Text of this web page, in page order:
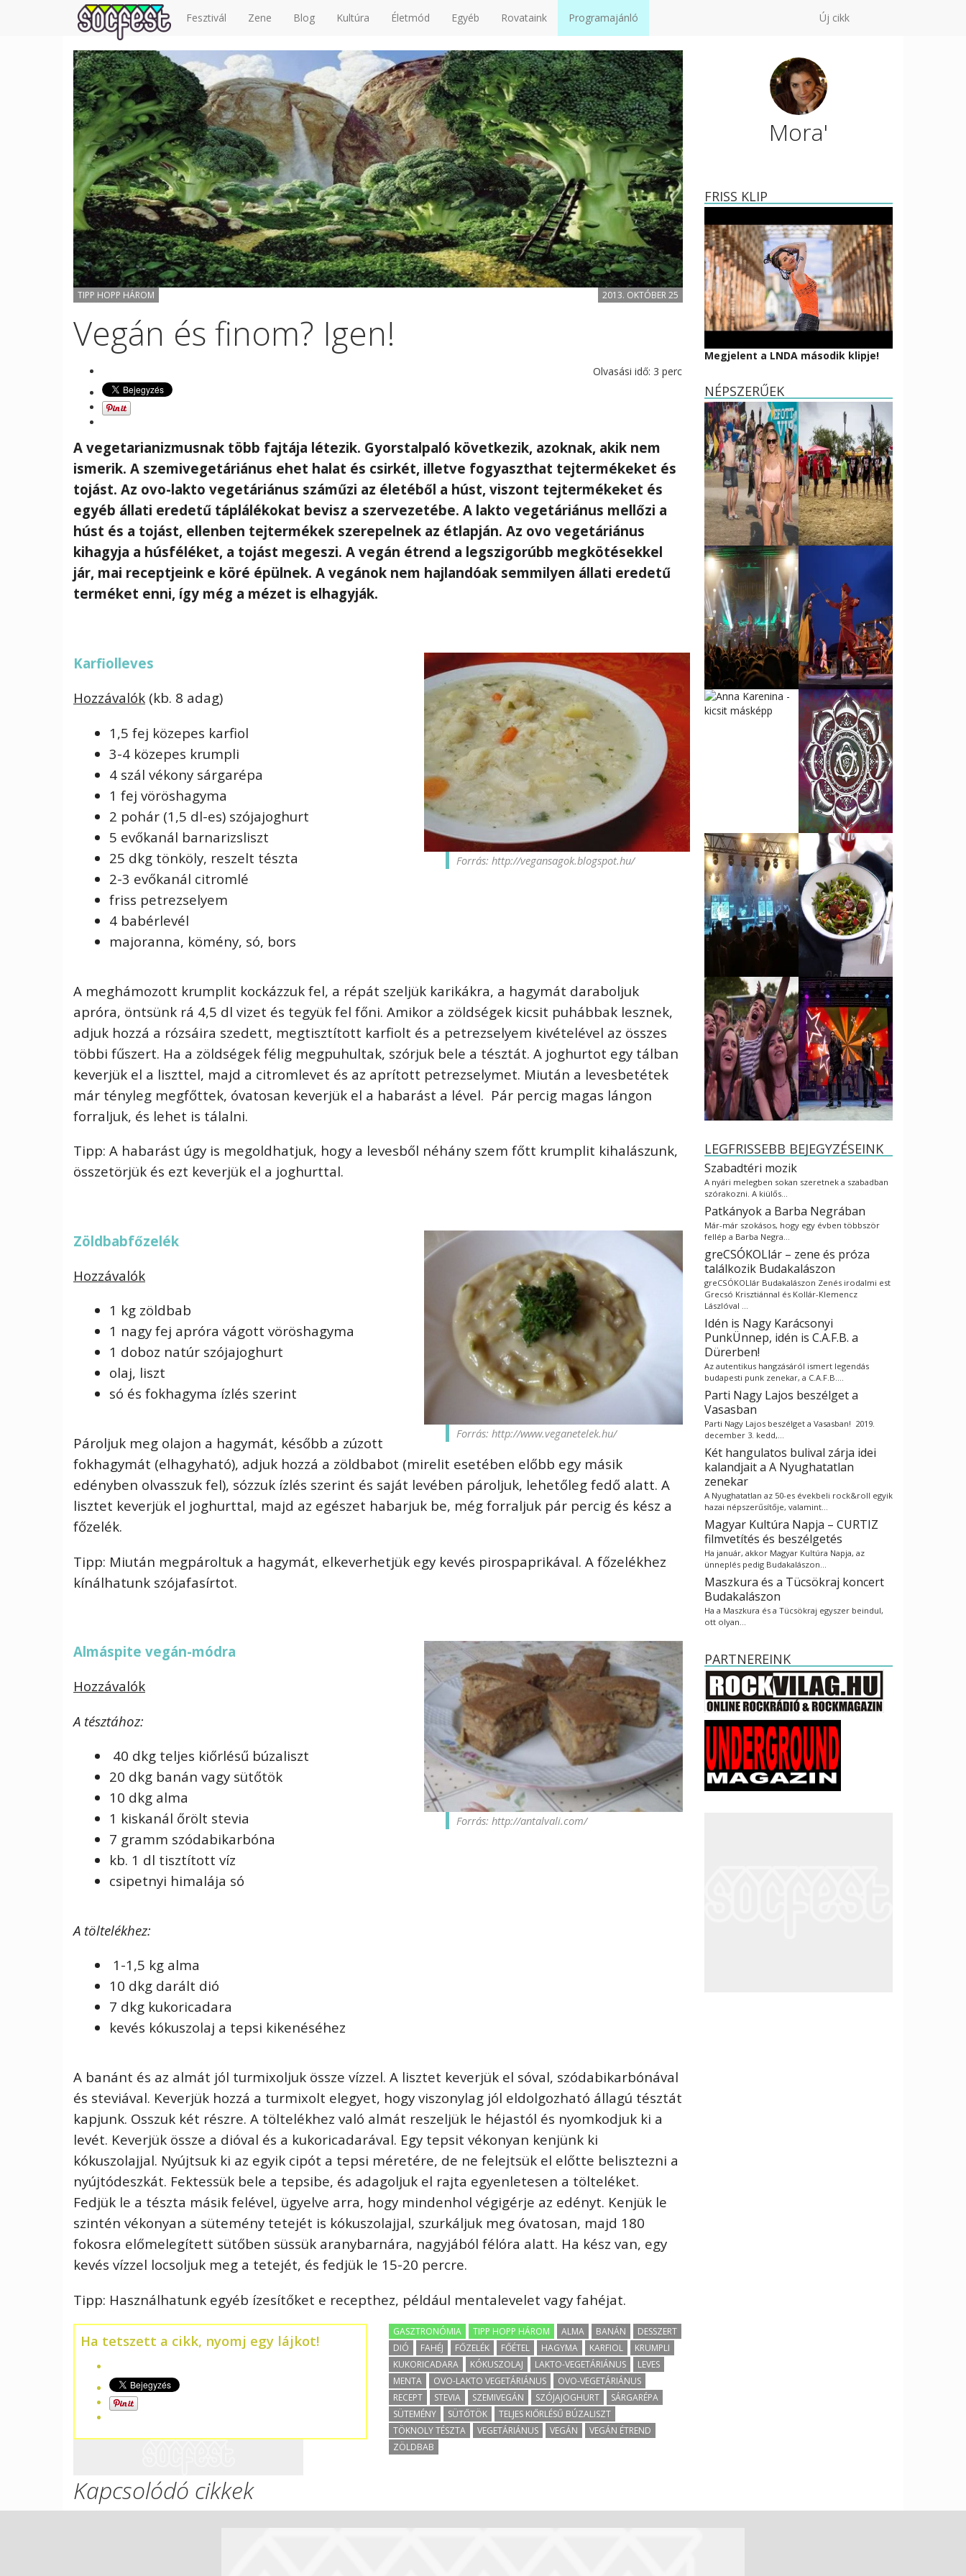
Fesztivál Zene Blog Kultúra Életmód Egyéb Rovataink Programajánló Új cikk
TIPP HOPP HÁROM 2013. OKTÓBER 25
Vegán és finom? Igen!
Olvasási idő: 3 perc
A vegetarianizmusnak több fajtája létezik. Gyorstalpaló következik, azoknak, akik nem
ismerik. A szemivegetáriánus ehet halat és csirkét, illetve fogyaszthat tejtermékeket és
tojást. Az ovo-lakto vegetáriánus száműzi az életéből a húst, viszont tejtermékeket és
egyéb állati eredetű táplálékokat bevisz a szervezetébe. A lakto vegetáriánus mellőzi a
húst és a tojást, ellenben tejtermékek szerepelnek az étlapján. Az ovo vegetáriánus
kihagyja a húsféléket, a tojást megeszi. A vegán étrend a legszigorúbb megkötésekkel
jár, mai receptjeink e köré épülnek. A vegánok nem hajlandóak semmilyen állati eredetű
terméket enni, így még a mézet is elhagyják.
Forrás: http://vegansagok.blogspot.hu/
Karfiolleves
Hozzávalók (kb. 8 adag)
1,5 fej közepes karfiol
3-4 közepes krumpli
4 szál vékony sárgarépa
1 fej vöröshagyma
2 pohár (1,5 dl-es) szójajoghurt
5 evőkanál barnarizsliszt
25 dkg tönköly, reszelt tészta
2-3 evőkanál citromlé
friss petrezselyem
4 babérlevél
majoranna, kömény, só, bors
A meghámozott krumplit kockázzuk fel, a répát szeljük karikákra, a hagymát daraboljuk
apróra, öntsünk rá 4,5 dl vizet és tegyük fel főni. Amikor a zöldségek kicsit puhábbak lesznek,
adjuk hozzá a rózsáira szedett, megtisztított karfiolt és a petrezselyem kivételével az összes
többi fűszert. Ha a zöldségek félig megpuhultak, szórjuk bele a tésztát. A joghurtot egy tálban
keverjük el a liszttel, majd a citromlevet és az aprított petrezselymet. Miután a levesbetétek
már tényleg megfőttek, óvatosan keverjük el a habarást a lével. Pár percig magas lángon
forraljuk, és lehet is tálalni.
Tipp: A habarást úgy is megoldhatjuk, hogy a levesből néhány szem főtt krumplit kihalászunk,
összetörjük és ezt keverjük el a joghurttal.
Forrás: http://www.veganetelek.hu/
Zöldbabfőzelék
Hozzávalók
1 kg zöldbab
1 nagy fej apróra vágott vöröshagyma
1 doboz natúr szójajoghurt
olaj, liszt
só és fokhagyma ízlés szerint
Pároljuk meg olajon a hagymát, később a zúzott
fokhagymát (elhagyható), adjuk hozzá a zöldbabot (mirelit esetében előbb egy másik
edényben olvasszuk fel), sózzuk ízlés szerint és saját levében pároljuk, lehetőleg fedő alatt. A
lisztet keverjük el joghurttal, majd az egészet habarjuk be, még forraljuk pár percig és kész a
főzelék.
Tipp: Miután megpároltuk a hagymát, elkeverhetjük egy kevés pirospaprikával. A főzelékhez
kínálhatunk szójafasírtot.
Forrás: http://antalvali.com/
Almáspite vegán-módra
Hozzávalók
A tésztához:
40 dkg teljes kiőrlésű búzaliszt
20 dkg banán vagy sütőtök
10 dkg alma
1 kiskanál őrölt stevia
7 gramm szódabikarbóna
kb. 1 dl tisztított víz
csipetnyi himalája só
A töltelékhez:
1-1,5 kg alma
10 dkg darált dió
7 dkg kukoricadara
kevés kókuszolaj a tepsi kikenéséhez
A banánt és az almát jól turmixoljuk össze vízzel. A lisztet keverjük el sóval, szódabikarbónával
és steviával. Keverjük hozzá a turmixolt elegyet, hogy viszonylag jól eldolgozható állagú tésztát
kapjunk. Osszuk két részre. A töltelékhez való almát reszeljük le héjastól és nyomkodjuk ki a
levét. Keverjük össze a dióval és a kukoricadarával. Egy tepsit vékonyan kenjünk ki
kókuszolajjal. Nyújtsuk ki az egyik cipót a tepsi méretére, de ne felejtsük el előtte belisztezni a
nyújtódeszkát. Fektessük bele a tepsibe, és adagoljuk el rajta egyenletesen a tölteléket.
Fedjük le a tészta másik felével, ügyelve arra, hogy mindenhol végigérje az edényt. Kenjük le
szintén vékonyan a sütemény tetejét is kókuszolajjal, szurkáljuk meg óvatosan, majd 180
fokosra előmelegített sütőben süssük aranybarnára, nagyjából félóra alatt. Ha kész van, egy
kevés vízzel locsoljuk meg a tetejét, és fedjük le 15-20 percre.
Tipp: Használhatunk egyéb ízesítőket e recepthez, például mentalevelet vagy fahéjat.
Ha tetszett a cikk, nyomj egy lájkot!
GASZTRONÓMIA TIPP HOPP HÁROM ALMA BANÁN
DESSZERT
DIÓ
FAHÉJ FŐZELÉK FŐÉTEL HAGYMA KARFIOL
KRUMPLI
KUKORICADARA
KÓKUSZOLAJ LAKTO-VEGETÁRIÁNUS
LEVES
MENTA
OVO-LAKTO VEGETÁRIÁNUS
OVO-VEGETÁRIÁNUS
RECEPT
STEVIA SZEMIVEGÁN SZÓJAJOGHURT
SÁRGARÉPA
SÜTEMÉNY
SÜTŐTÖK
TELJES KIŐRLÉSŰ BÚZALISZT
TÖKNOLY TÉSZTA
VEGETÁRIÁNUS VEGÁN
VEGÁN ÉTREND
ZÖLDBAB
Kapcsolódó cikkek
Mora'
FRISS KLIP
Megjelent a LNDA második klipje!
NÉPSZERŰEK
LEGFRISSEBB BEJEGYZÉSEINK
Szabadtéri mozik
A nyári melegben sokan szeretnek a szabadban
szórakozni. A kiülős…
Patkányok a Barba Negrában
Már-már szokásos, hogy egy évben többször
fellép a Barba Negra…
greCSÓKOLlár – zene és próza
találkozik Budakalászon
greCSÓKOLlár Budakalászon Zenés irodalmi est
Grecsó Krisztiánnal és Kollár-Klemencz
Lászlóval …
Idén is Nagy Karácsonyi
PunkÜnnep, idén is C.A.F.B. a
Dürerben!
Az autentikus hangzásáról ismert legendás
budapesti punk zenekar, a C.A.F.B.…
Parti Nagy Lajos beszélget a
Vasasban
Parti Nagy Lajos beszélget a Vasasban! 2019.
december 3. kedd,…
Két hangulatos bulival zárja idei
kalandjait a A Nyughatatlan
zenekar
A Nyughatatlan az 50-es évekbeli rock&roll egyik
hazai népszerűsítője, valamint…
Magyar Kultúra Napja – CURTIZ
filmvetítés és beszélgetés
Ha január, akkor Magyar Kultúra Napja, az
ünneplés pedig Budakalászon…
Maszkura és a Tücsökraj koncert
Budakalászon
Ha a Maszkura és a Tücsökraj egyszer beindul,
ott olyan…
PARTNEREINK